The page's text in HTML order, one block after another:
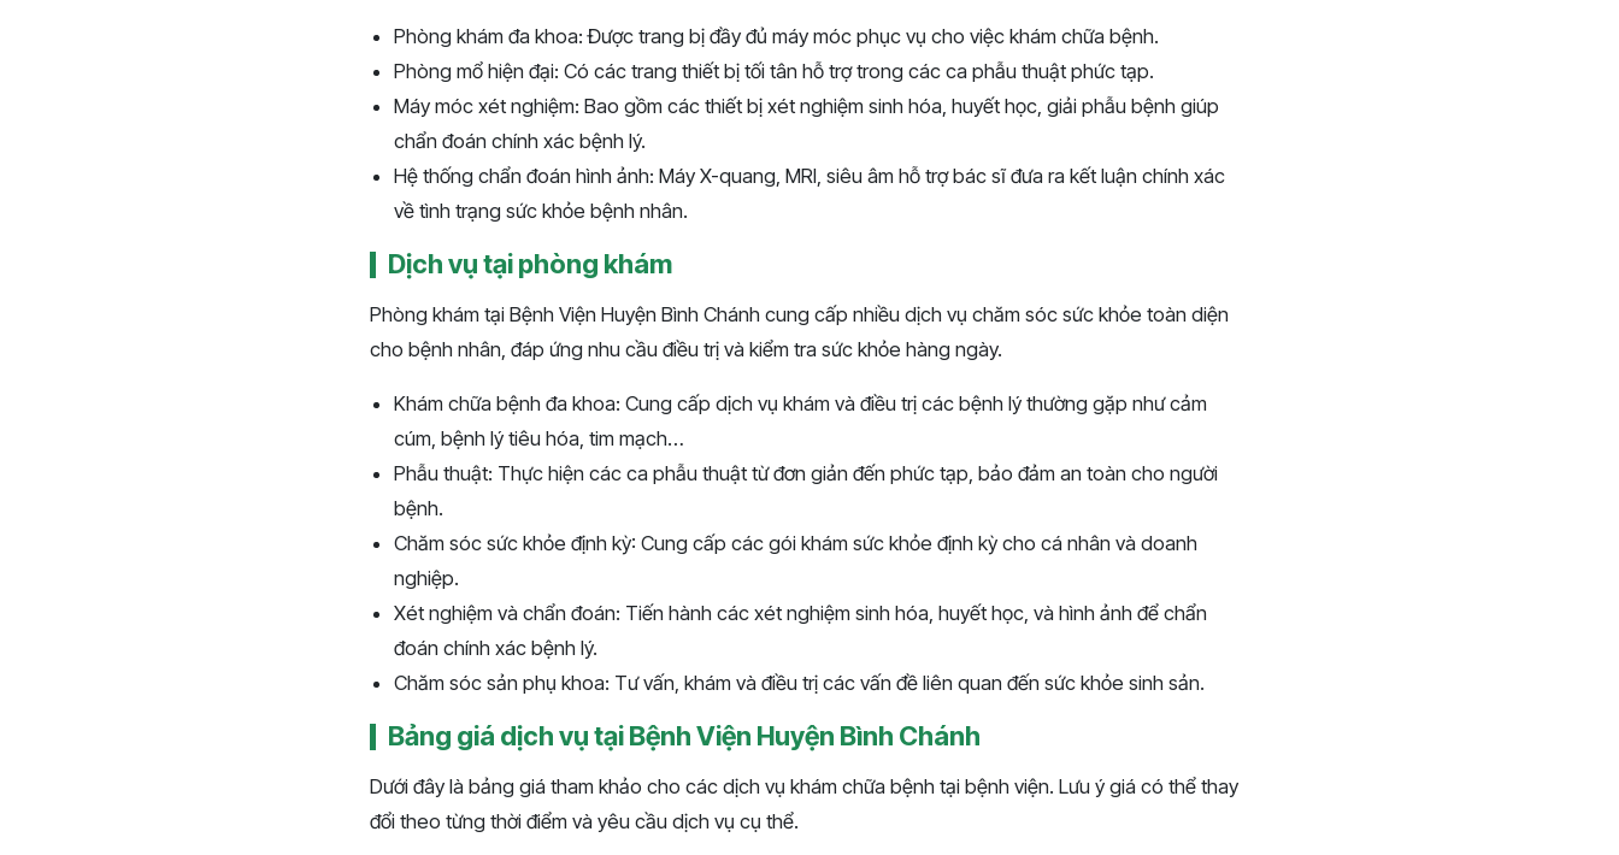
Phòng khám đa khoa: Được trang bị đầy đủ máy móc phục vụ cho việc khám chữa bệnh.
Phòng mổ hiện đại: Có các trang thiết bị tối tân hỗ trợ trong các ca phẫu thuật phức tạp.
Máy móc xét nghiệm: Bao gồm các thiết bị xét nghiệm sinh hóa, huyết học, giải phẫu bệnh giúp
chẩn đoán chính xác bệnh lý.
Hệ thống chẩn đoán hình ảnh: Máy X-quang, MRI, siêu âm hỗ trợ bác sĩ đưa ra kết luận chính xác
về tình trạng sức khỏe bệnh nhân.
Dịch vụ tại phòng khám
Phòng khám tại Bệnh Viện Huyện Bình Chánh cung cấp nhiều dịch vụ chăm sóc sức khỏe toàn diện
cho bệnh nhân, đáp ứng nhu cầu điều trị và kiểm tra sức khỏe hàng ngày.
Khám chữa bệnh đa khoa: Cung cấp dịch vụ khám và điều trị các bệnh lý thường gặp như cảm
cúm, bệnh lý tiêu hóa, tim mạch…
Phẫu thuật: Thực hiện các ca phẫu thuật từ đơn giản đến phức tạp, bảo đảm an toàn cho người
bệnh.
Chăm sóc sức khỏe định kỳ: Cung cấp các gói khám sức khỏe định kỳ cho cá nhân và doanh
nghiệp.
Xét nghiệm và chẩn đoán: Tiến hành các xét nghiệm sinh hóa, huyết học, và hình ảnh để chẩn
đoán chính xác bệnh lý.
Chăm sóc sản phụ khoa: Tư vấn, khám và điều trị các vấn đề liên quan đến sức khỏe sinh sản.
Bảng giá dịch vụ tại Bệnh Viện Huyện Bình Chánh
Dưới đây là bảng giá tham khảo cho các dịch vụ khám chữa bệnh tại bệnh viện. Lưu ý giá có thể thay
đổi theo từng thời điểm và yêu cầu dịch vụ cụ thể.